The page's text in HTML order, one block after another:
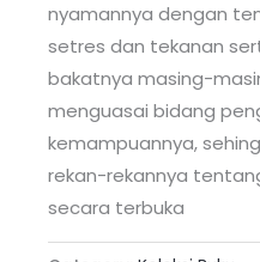
nyamannya dengan
setres dan tekanan
bakatnya masing-
menguasai bidang
kemampuannya,
rekan-rekannya
secara terbuka